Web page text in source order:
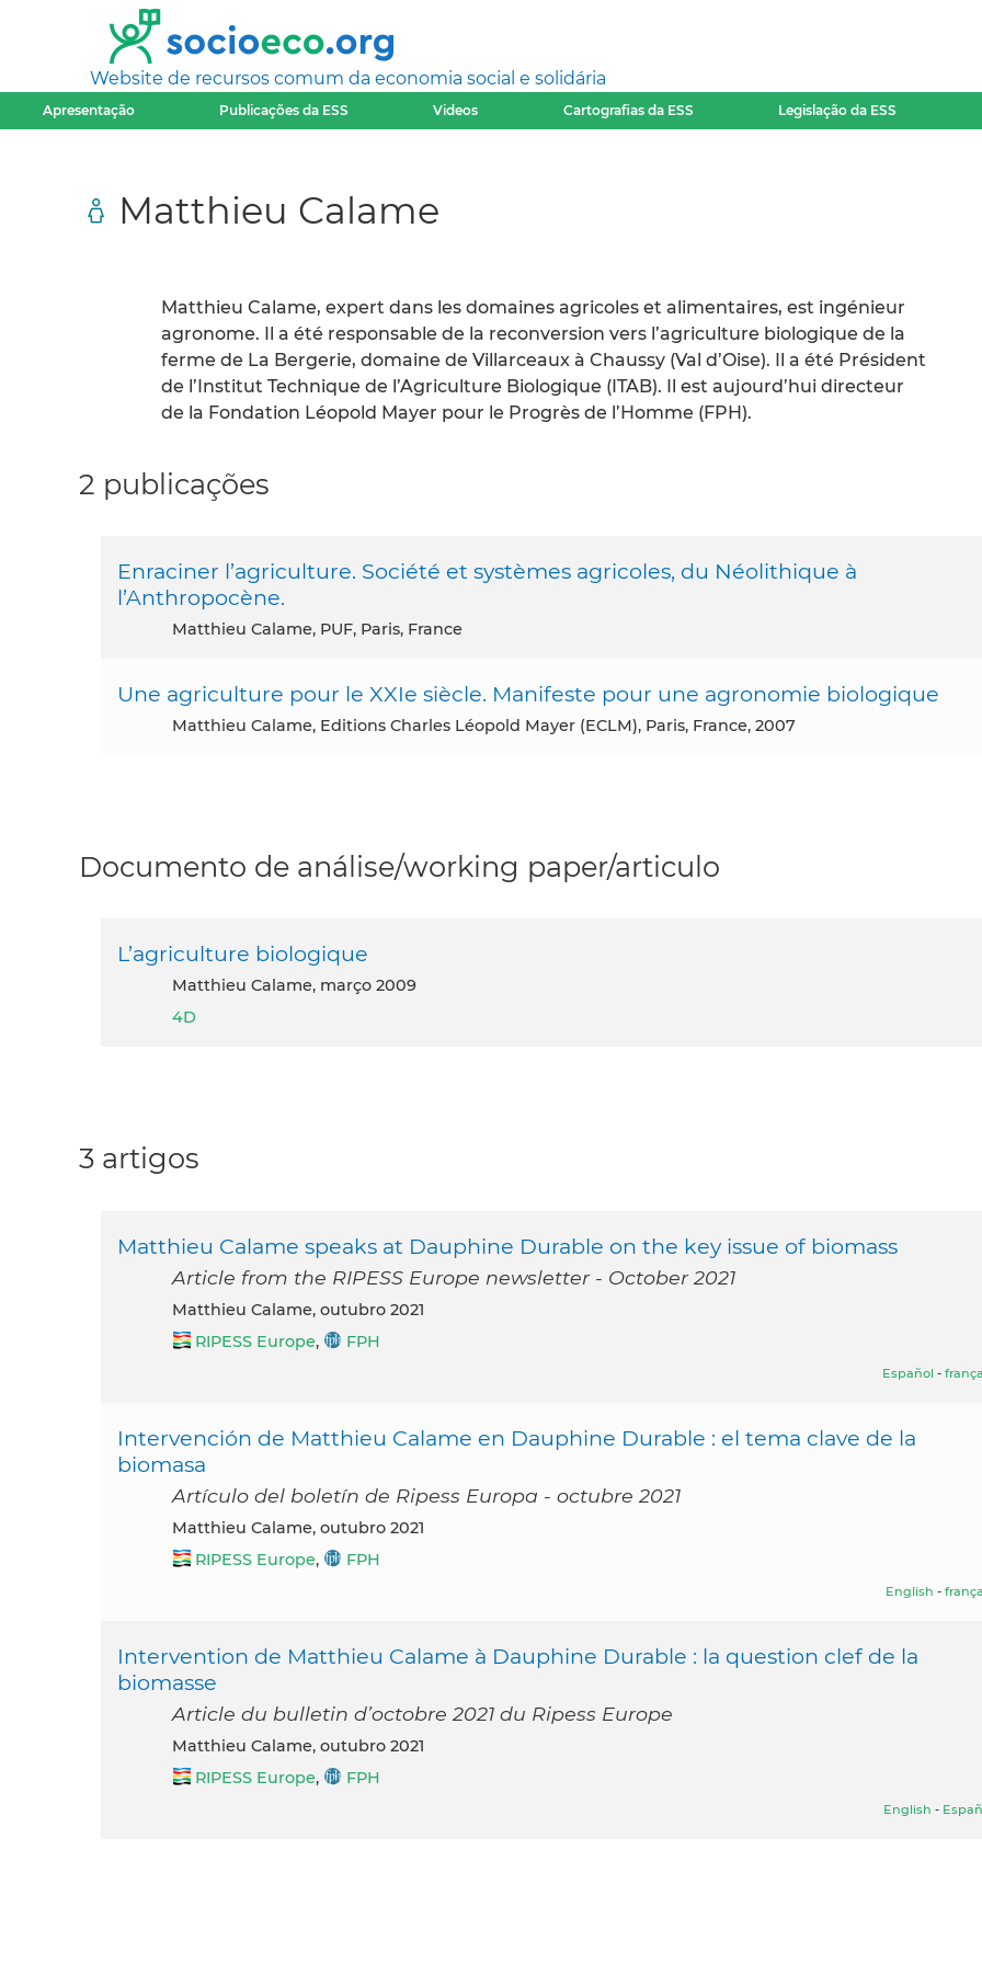
Website de recursos comum da economia social e solidária
Apresentação Publicações da ESS Videos Cartografias da ESS Legislação da ESS
Matthieu Calame
Matthieu Calame, expert dans les domaines agricoles et alimentaires, est ingénieur
agronome. Il a été responsable de la reconversion vers l’agriculture biologique de la
ferme de La Bergerie, domaine de Villarceaux à Chaussy (Val d’Oise). Il a été Président
de l’Institut Technique de l’Agriculture Biologique (ITAB). Il est aujourd’hui directeur
de la Fondation Léopold Mayer pour le Progrès de l’Homme (FPH).
2 publicações
Enraciner l’agriculture. Société et systèmes agricoles, du Néolithique à
l’Anthropocène.
Matthieu Calame, PUF, Paris, France
Une agriculture pour le XXIe siècle. Manifeste pour une agronomie biologique
Matthieu Calame, Editions Charles Léopold Mayer (ECLM), Paris, France, 2007
Documento de análise/working paper/articulo
L’agriculture biologique
Matthieu Calame, março 2009
4D
3 artigos
Matthieu Calame speaks at Dauphine Durable on the key issue of biomass
Article from the RIPESS Europe newsletter - October 2021
Matthieu Calame, outubro 2021
RIPESS Europe, FPH
Español -
Intervención de Matthieu Calame en Dauphine Durable : el tema clave de la
biomasa
Artículo del boletín de Ripess Europa - octubre 2021
Matthieu Calame, outubro 2021
RIPESS Europe, FPH
English -
Intervention de Matthieu Calame à Dauphine Durable : la question clef de la
biomasse
Article du bulletin d’octobre 2021 du Ripess Europe
Matthieu Calame, outubro 2021
RIPESS Europe, FPH
English -